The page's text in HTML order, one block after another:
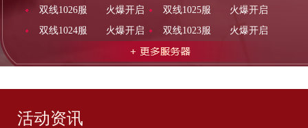
双线1026服 火爆开启 双线1025服
火爆开启
双线1024服
火爆开启 双线1023服 火爆开启
活动资讯